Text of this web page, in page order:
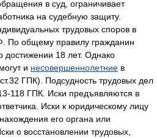
в суд, ограничивает
на судебную защиту.
трудовых споров в
По общему правилу гражданин
достижении 18 лет. Однако
и несовершеннолетние в
ГПК). Подсудность трудовых дел
118 ГПК. Иски предъявляются в
Иски к юридическому лицу
его органа или
о восстановлении трудовых,